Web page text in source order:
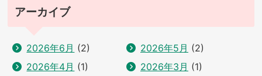
アーカイブ
2026年6月 (2) 2026年5月 (2)
2026年4月 (1) 2026年3月 (1)